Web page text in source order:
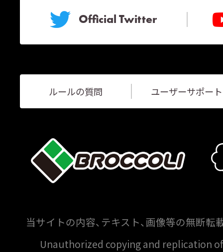
Official Twitter
ルールの質問 ユーザーサポート
当サイトの内容、テキスト、画像等の無断転
Unauthorized copying and replication